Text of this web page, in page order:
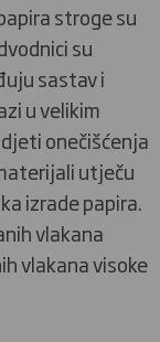
stroge su
su
sastav i
u velikim
onečišćenja
utječu
izrade papira.
vlakana
vlakana visoke